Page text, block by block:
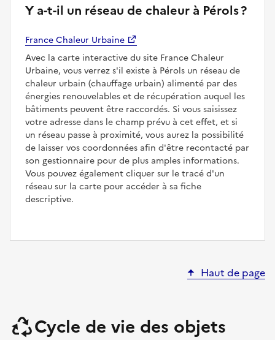
Y a-t-il un réseau de chaleur à Pérols ?
France Chaleur Urbaine
Avec la carte interactive du site France Chaleur
Urbaine, vous verrez s'il existe à Pérols un réseau de
chaleur urbain (chauffage urbain) alimenté par des
énergies renouvelables et de récupération auquel les
bâtiments peuvent être raccordés. Si vous saisissez
votre adresse dans le champ prévu à cet effet, et si
un réseau passe à proximité, vous aurez la possibilité
de laisser vos coordonnées afin d'être recontacté par
son gestionnaire pour de plus amples informations.
Vous pouvez également cliquer sur le tracé d'un
réseau sur la carte pour accéder à sa fiche
descriptive.
Haut de page
Cycle de vie des objets